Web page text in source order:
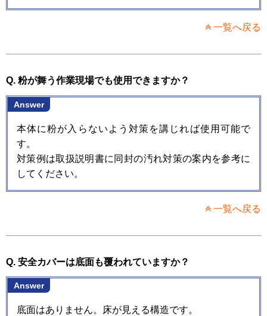
一覧へ戻る
Q. 粉が舞う作業現場でも使用できますか？
Answer
本体に粉が入らないよう対策を講じれば使用可能で
す。
対策例は取扱説明書に同封の汚れ対策の案内を参考に
してください。
一覧へ戻る
Q. 安全カバーは底面も覆われていますか？
Answer
底面はありません。床が見える構造です。